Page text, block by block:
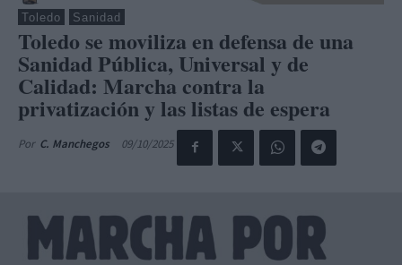
Toledo Sanidad
Toledo se moviliza en defensa de una
Sanidad Pública, Universal y de
Calidad: Marcha contra la
privatización y las listas de espera
Por C. Manchegos 09/10/2025